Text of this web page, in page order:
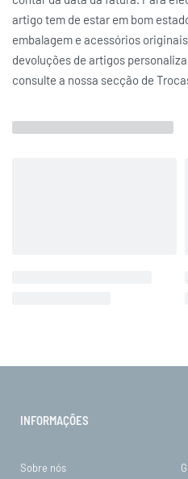
artigo tem de estar em bom
embalagem e acessórios
devoluções de artigos
consulte a nossa secção de
INFORMAÇÕES
Sobre nós